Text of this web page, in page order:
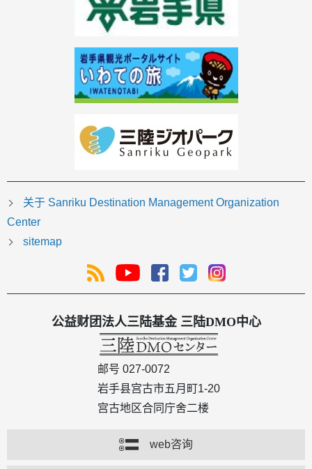
关于 Sanriku Destination Management Organization
Center
sitemap
公益财团法人三陆基金 三陆DMO中心
邮号 027-0072
岩手县宫古市五月町1-20
宫古地区合同庁舍二楼
web咨询